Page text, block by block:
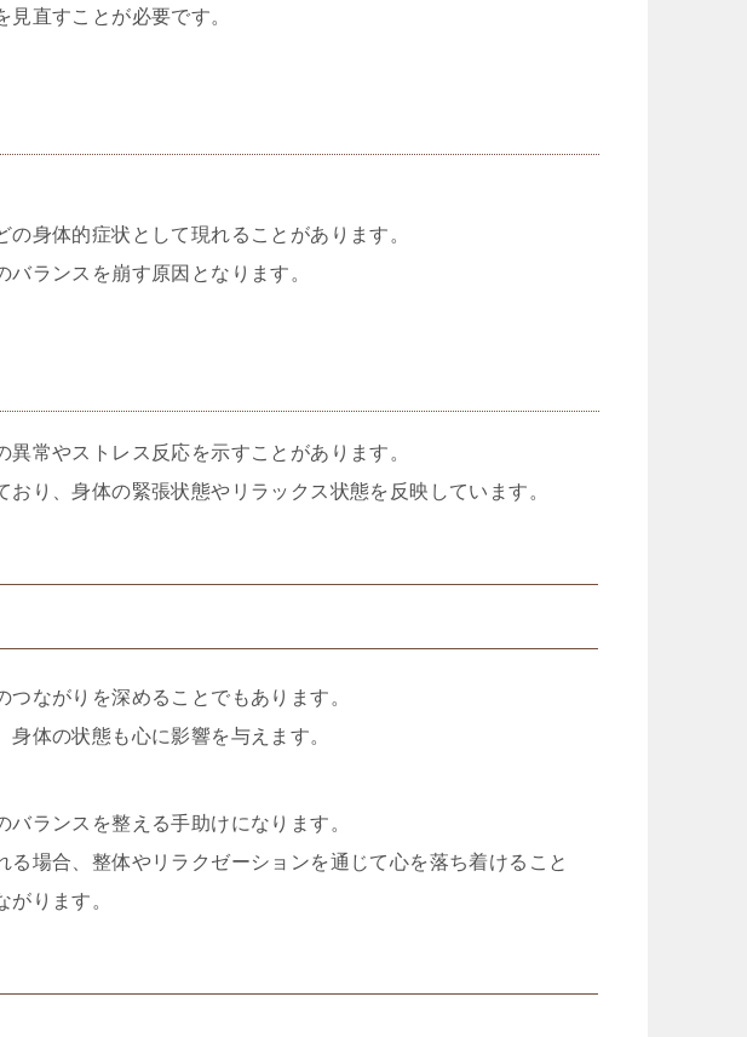
直すことが必要です。
身体的症状として現れることがあります。
ランスを崩す原因となります。
常やストレス反応を示すことがあります。
り、身体の緊張状態やリラックス状態を反映しています。
ながりを深めることでもあります。
体の状態も心に影響を与えます。
ランスを整える手助けになります。
場合、整体やリラクゼーションを通じて心を落ち着けること
ります。